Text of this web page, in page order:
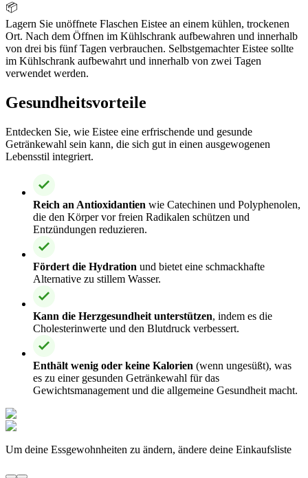
📦
Lagern Sie unöffnete Flaschen Eistee an einem kühlen, trockenen
Ort. Nach dem Öffnen im Kühlschrank aufbewahren und innerhalb
von drei bis fünf Tagen verbrauchen. Selbstgemachter Eistee sollte
im Kühlschrank aufbewahrt und innerhalb von zwei Tagen
verwendet werden.
Gesundheitsvorteile
Entdecken Sie, wie Eistee eine erfrischende und gesunde
Getränkewahl sein kann, die sich gut in einen ausgewogenen
Lebensstil integriert.
Reich an Antioxidantien wie Catechinen und Polyphenolen,
die den Körper vor freien Radikalen schützen und
Entzündungen reduzieren.
Fördert die Hydration und bietet eine schmackhafte
Alternative zu stillem Wasser.
Kann die Herzgesundheit unterstützen, indem es die
Cholesterinwerte und den Blutdruck verbessert.
Enthält wenig oder keine Kalorien (wenn ungesüßt), was
es zu einer gesunden Getränkewahl für das
Gewichtsmanagement und die allgemeine Gesundheit macht.
Um deine Essgewohnheiten zu ändern, ändere deine Einkaufsliste